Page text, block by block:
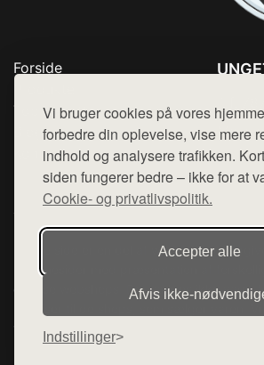
Vi bruger cookies på vores
forbedre din oplevelse, vise mere
indhold og analysere trafikken.
siden fungerer bedre – ikke for at
Cookie- og privatlivspolitik.
Accepter alle
Afvis
Indstillinger
Forside
Top Rabatter
Blog
Kontakt
Mail:
Denne side er en del af want.dk, der
hjemmesider med præsentation af
diverse webshops. Der sælges ikke varer
henviser til de shops, som sælger varen. Vi
varerne på lager.